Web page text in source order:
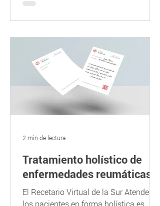
debilita los huesos y los vuelve...
Tratamiento holístico de
enfermedades reumáticas
El Recetario Virtual de la Sur Atender a
los pacientes en forma holística es
2 min de lectura